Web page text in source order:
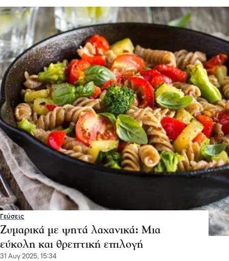
Γεύσεις
Ζυμαρικά με ψητά λαχανικά: Μια
εύκολη και θρεπτική επιλογή
31 Αυγ 2025, 15:34